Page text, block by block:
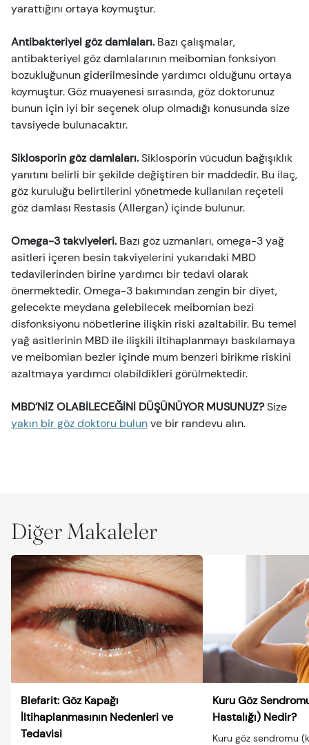
yarattığını ortaya koymuştur.
Antibakteriyel göz damlaları. Bazı çalışmalar,
antibakteriyel göz damlalarının meibomian fonksiyon
bozukluğunun giderilmesinde yardımcı olduğunu ortaya
koymuştur. Göz muayenesi sırasında, göz doktorunuz
bunun için iyi bir seçenek olup olmadığı konusunda size
tavsiyede bulunacaktır.
Siklosporin göz damlaları.Siklosporin vücudun bağışıklık
yanıtını belirli bir şekilde değiştiren bir maddedir. Bu ilaç,
göz kuruluğu belirtilerini yönetmede kullanılan reçeteli
göz damlası Restasis (Allergan) içinde bulunur.
Omega-3 takviyeleri. Bazı göz uzmanları, omega-3 yağ
asitleri içeren besin takviyelerini yukarıdaki MBD
tedavilerinden birine yardımcı bir tedavi olarak
önermektedir. Omega-3 bakımından zengin bir diyet,
gelecekte meydana gelebilecek meibomian bezi
disfonksiyonu nöbetlerine ilişkin riski azaltabilir. Bu temel
yağ asitlerinin MBD ile ilişkili iltihaplanmayı baskılamaya
ve meibomian bezler içinde mum benzeri birikme riskini
azaltmaya yardımcı olabildikleri görülmektedir.
MBD’NİZ OLABİLECEĞİNİ DÜŞÜNÜYOR MUSUNUZ?Size
yakın bir göz doktoru bulunve bir randevu alın.
Diğer Makaleler
Blefarit: Göz Kapağı
İltihaplanmasının Nedenleri ve
Tedavisi
Kuru Göz
Hastalığı) Nedir?
Kuru göz sendromu